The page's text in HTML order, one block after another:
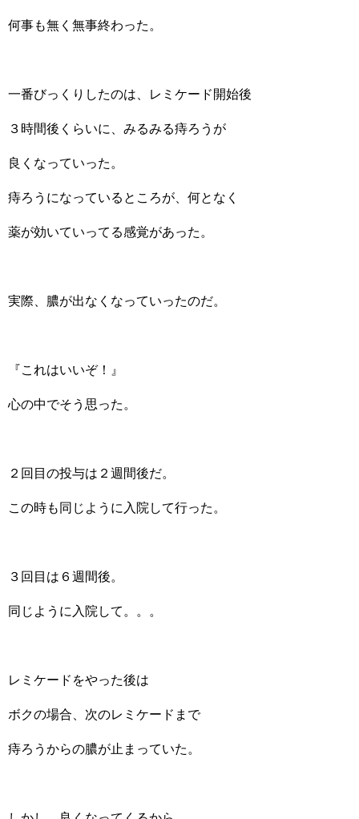
何事も無く無事終わった。
一番びっくりしたのは、レミケード開始後
３時間後くらいに、みるみる痔ろうが
良くなっていった。
痔ろうになっているところが、何となく
薬が効いていってる感覚があった。
実際、膿が出なくなっていったのだ。
『これはいいぞ！』
心の中でそう思った。
２回目の投与は２週間後だ。
この時も同じように入院して行った。
３回目は６週間後。
同じように入院して。。。
レミケードをやった後は
ボクの場合、次のレミケードまで
痔ろうからの膿が止まっていた。